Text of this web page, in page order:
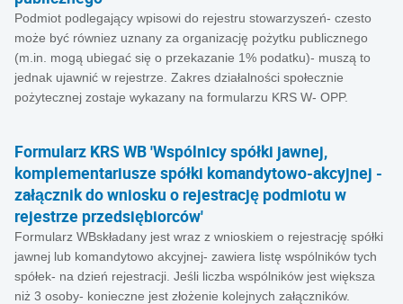
Podmiot podlegający wpisowi do rejestru stowarzyszeń- czesto
może być równiez uznany za organizację pożytku publicznego
(m.in. mogą ubiegać się o przekazanie 1% podatku)- muszą to
jednak ujawnić w rejestrze. Zakres działalności społecznie
pożytecznej zostaje wykazany na formularzu KRS W- OPP.
Formularz KRS WB 'Wspólnicy spółki jawnej,
komplementariusze spółki komandytowo-akcyjnej -
załącznik do wniosku o rejestrację podmiotu w
rejestrze przedsiębiorców'
Formularz WBskładany jest wraz z wnioskiem o rejestrację spółki
jawnej lub komandytowo akcyjnej- zawiera listę wspólników tych
spółek- na dzień rejestracji. Jeśli liczba wspólników jest większa
niż 3 osoby- konieczne jest złożenie kolejnych załączników.